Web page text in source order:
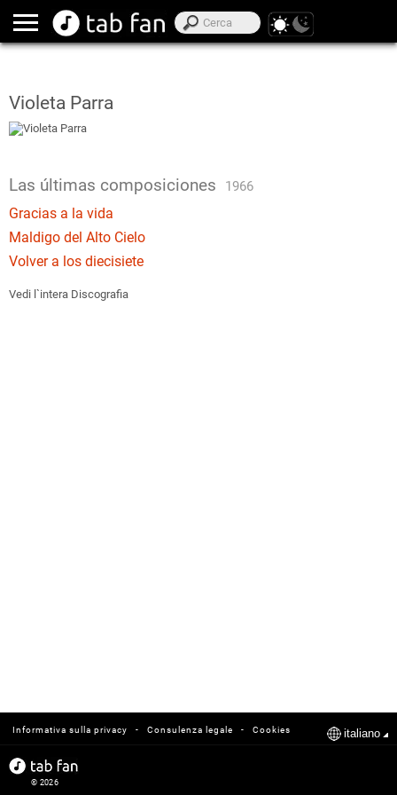
Violeta Parra
Las últimas composiciones 1966
Gracias a la vida
Maldigo del Alto Cielo
Volver a los diecisiete
Vedi l`intera Discografia
Cookies
-
Consulenza legale
-
Informativa sulla privacy italiano
© 2026